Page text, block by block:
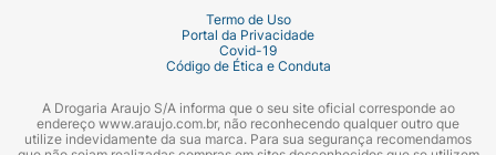
Termo de Uso
Portal da Privacidade
Covid-19
Código de Ética e Conduta
A Drogaria Araujo S/A informa que o seu site oficial corresponde ao
endereço www.araujo.com.br, não reconhecendo qualquer outro que
utilize indevidamente da sua marca. Para sua segurança recomendamos